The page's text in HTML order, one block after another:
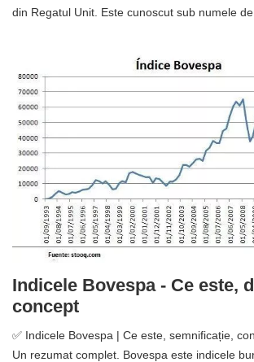
din Regatul Unit. Este cunoscut sub numele
Indicele Bovespa - Ce este,
concept
✅ Indicele Bovespa | Ce este, semnificație,
Un rezumat complet. Bovespa este indicele